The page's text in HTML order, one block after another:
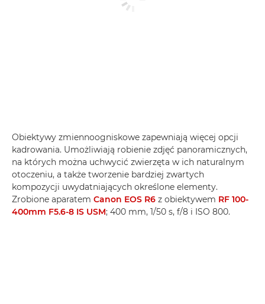
Obiektywy zmiennoogniskowe zapewniają więcej opcji
kadrowania. Umożliwiają robienie zdjęć panoramicznych,
na których można uchwycić zwierzęta w ich naturalnym
otoczeniu, a także tworzenie bardziej zwartych
kompozycji uwydatniających określone elementy.
Zrobione aparatem Canon EOS R6 z obiektywem RF 100-
400mm F5.6-8 IS USM; 400 mm, 1/50 s, f/8 i ISO 800.